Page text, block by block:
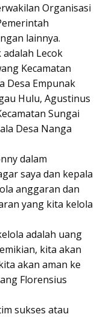
Organisasi
lainnya.
Lecok
Kecamatan
Desa Empunak
Hulu, Agustinus
Sungai
Desa Nanga
dalam
saya dan kepala
anggaran dan
yang kita kelola
adalah uang
kita akan
akan aman ke
Florensius
sukses atau